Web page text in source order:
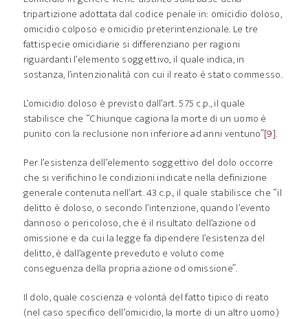
tripartizione adottata dal codice penale in: omicidio doloso,
omicidio colposo e omicidio preterintenzionale. Le tre
fattispecie omicidiarie si differenziano per ragioni
riguardanti l’elemento soggettivo, il quale indica, in
sostanza, l’intenzionalità con cui il reato è stato commesso.
L’omicidio doloso è previsto dall’art. 575 c.p., il quale
stabilisce che “Chiunque cagiona la morte di un uomo è
punito con la reclusione non inferiore ad anni ventuno”[9].
Per l’esistenza dell’elemento soggettivo del dolo occorre
che si verifichino le condizioni indicate nella definizione
generale contenuta nell’art. 43 c.p., il quale stabilisce che “il
delitto è doloso, o secondo l’intenzione, quando l’evento
dannoso o pericoloso, che è il risultato dell’azione od
omissione e da cui la legge fa dipendere l’esistenza del
delitto, è dall’agente preveduto e voluto come
conseguenza della propria azione od omissione”.
Il dolo, quale coscienza e volontà del fatto tipico di reato
(nel caso specifico dell’omicidio, la morte di un altro uomo)